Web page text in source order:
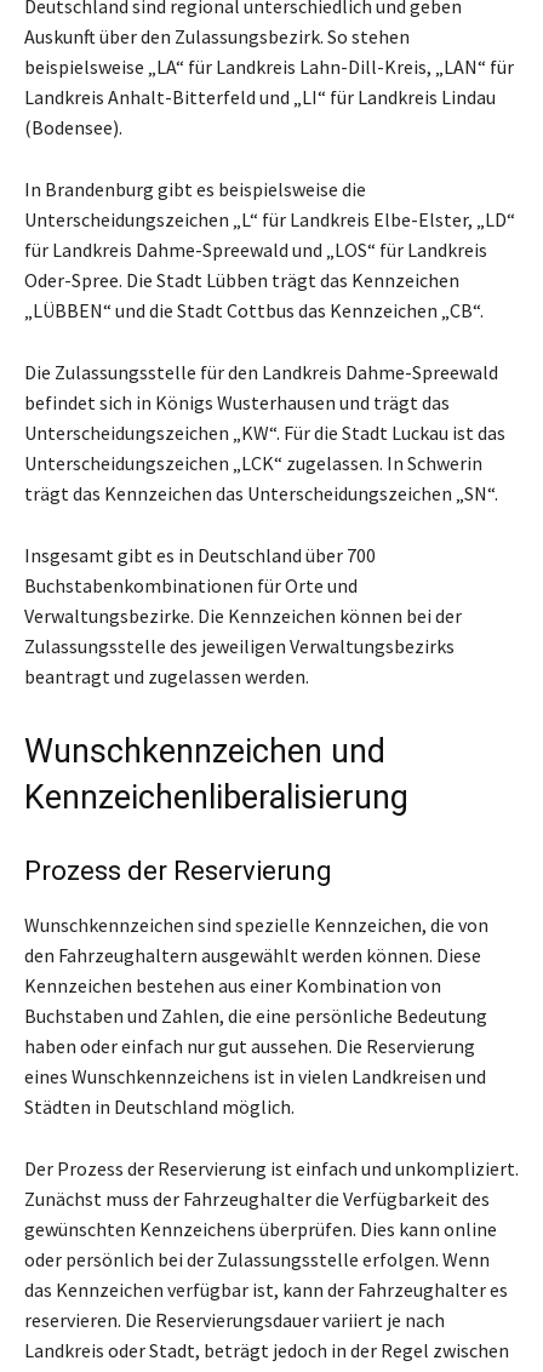
Deutschland sind regional unterschiedlich und geben
Auskunft über den Zulassungsbezirk. So stehen
beispielsweise „LA“ für Landkreis Lahn-Dill-Kreis, „LAN“ für
Landkreis Anhalt-Bitterfeld und „LI“ für Landkreis Lindau
(Bodensee).
In Brandenburg gibt es beispielsweise die
Unterscheidungszeichen „L“ für Landkreis Elbe-Elster, „LD“
für Landkreis Dahme-Spreewald und „LOS“ für Landkreis
Oder-Spree. Die Stadt Lübben trägt das Kennzeichen
„LÜBBEN“ und die Stadt Cottbus das Kennzeichen „CB“.
Die Zulassungsstelle für den Landkreis Dahme-Spreewald
befindet sich in Königs Wusterhausen und trägt das
Unterscheidungszeichen „KW“. Für die Stadt Luckau ist das
Unterscheidungszeichen „LCK“ zugelassen. In Schwerin
trägt das Kennzeichen das Unterscheidungszeichen „SN“.
Insgesamt gibt es in Deutschland über 700
Buchstabenkombinationen für Orte und
Verwaltungsbezirke. Die Kennzeichen können bei der
Zulassungsstelle des jeweiligen Verwaltungsbezirks
beantragt und zugelassen werden.
Wunschkennzeichen und
Kennzeichenliberalisierung
Prozess der Reservierung
Wunschkennzeichen sind spezielle Kennzeichen, die von
den Fahrzeughaltern ausgewählt werden können. Diese
Kennzeichen bestehen aus einer Kombination von
Buchstaben und Zahlen, die eine persönliche Bedeutung
haben oder einfach nur gut aussehen. Die Reservierung
eines Wunschkennzeichens ist in vielen Landkreisen und
Städten in Deutschland möglich.
Der Prozess der Reservierung ist einfach und unkompliziert.
Zunächst muss der Fahrzeughalter die Verfügbarkeit des
gewünschten Kennzeichens überprüfen. Dies kann online
oder persönlich bei der Zulassungsstelle erfolgen. Wenn
das Kennzeichen verfügbar ist, kann der Fahrzeughalter es
reservieren. Die Reservierungsdauer variiert je nach
Landkreis oder Stadt, beträgt jedoch in der Regel zwischen